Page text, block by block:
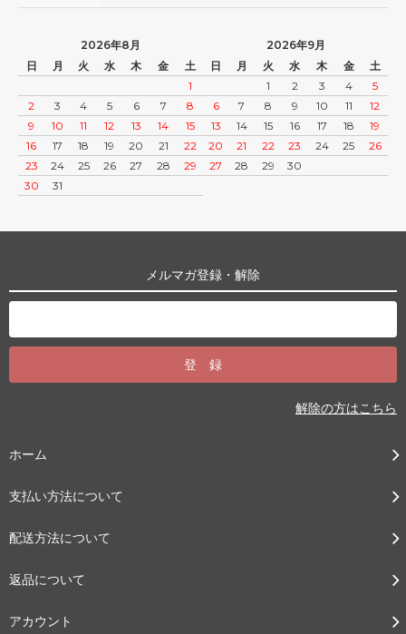
2026年8月
日
月 火 水 木 金
土
1
2
3 4 5 6 7
8
9
10 11 12 13 14
15
16
17 18 19 20 21
22
23
24 25 26 27 28
29
30
31
2026年9月
日
月 火 水 木 金
土
1
2 3 4
5
6
7 8 9 10 11
12
13
14 15 16 17 18
19
20
21 22 23 24 25
26
27
28 29 30
メルマガ登録・解除
解除の方はこちら
ホーム
支払い方法について
配送方法について
返品について
アカウント